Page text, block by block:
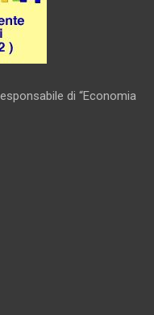
di “Economia